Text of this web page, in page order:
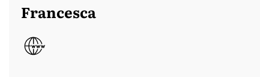
Francesca